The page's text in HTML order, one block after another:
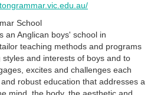
School
an Anglican boys' school in
teaching methods and programs
and interests of boys and to
excites and challenges each
robust education that addresses a